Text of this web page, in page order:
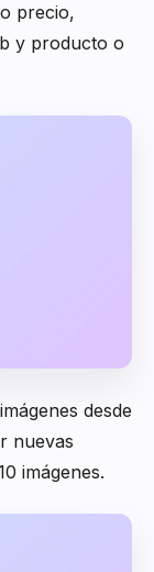
precio,
y producto o
desde
nuevas
imágenes.